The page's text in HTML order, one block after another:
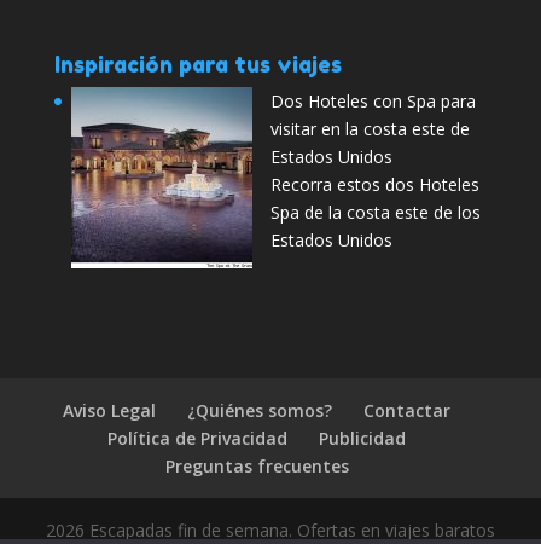
Inspiración para tus viajes
Dos Hoteles con Spa para
visitar en la costa este de
Estados Unidos
Recorra estos dos Hoteles
Spa de la costa este de los
Estados Unidos
Aviso Legal ¿Quiénes somos?
Contactar
Política de Privacidad
Publicidad
Preguntas frecuentes
2026 Escapadas fin de semana. Ofertas en viajes baratos